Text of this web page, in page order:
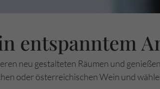
entspanntem
neu gestalteten Räumen und
oder österreichischen Wein und